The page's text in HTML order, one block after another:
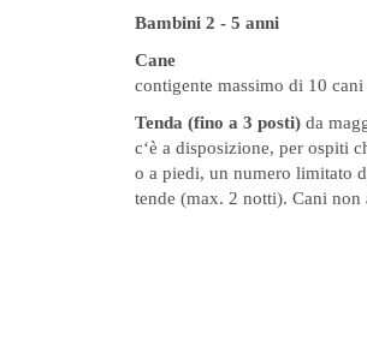
Bambini 2 - 5 anni
Cane
contigente massimo di 10
Tenda (fino a 3 posti) da
c‘è a disposizione, per ospiti
o a piedi, un numero limitato
tende (max. 2 notti). Cani non